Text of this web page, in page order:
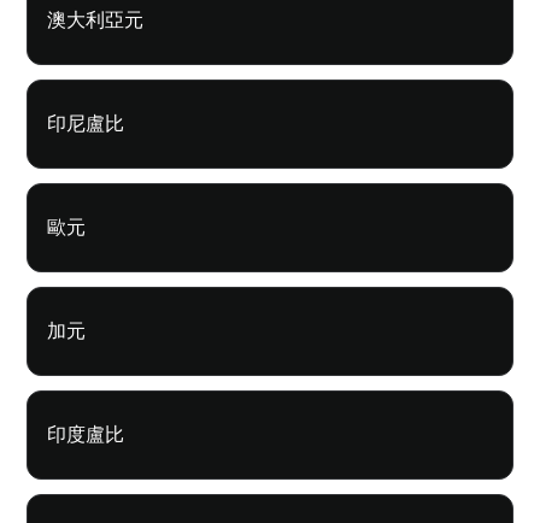
澳大利亞元
印尼盧比
歐元
加元
印度盧比